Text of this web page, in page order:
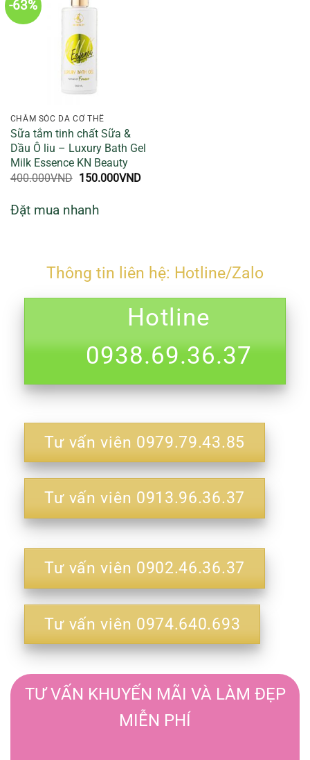
-63%
CHĂM SÓC DA CƠ THỂ
Sữa tắm tinh chất Sữa &
Dầu Ô liu – Luxury Bath Gel
Milk Essence KN Beauty
400.000VND Giá
400.000VND.
150.000VNDGiá
Đặt mua nhanh
Thông tin liên hệ: Hotline/Zalo
Hotline
0938.69.36.37
Tư vấn viên 0979.79.43.85
Tư vấn viên 0913.96.36.37
Tư vấn viên 0902.46.36.37
Tư vấn viên 0974.640.693
TƯ VẤN KHUYẾN MÃI VÀ LÀM ĐẸP
MIỄN PHÍ